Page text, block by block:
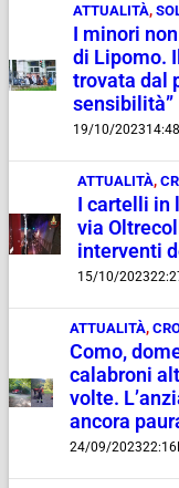
ATTUALITÀ,
I minori
di Lipomo.
trovata dal
sensibilità”
19/10/202314:48
ATTUALITÀ,
I cartelli in
via
interventi
15/10/2023
ATTUALITÀ,
Como,
calabroni
volte.
ancora
24/09/202322:16